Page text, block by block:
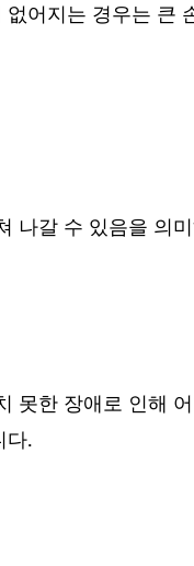
어지는 경우는 큰
나갈 수 있음을 의
못한 장애로 인해
다.